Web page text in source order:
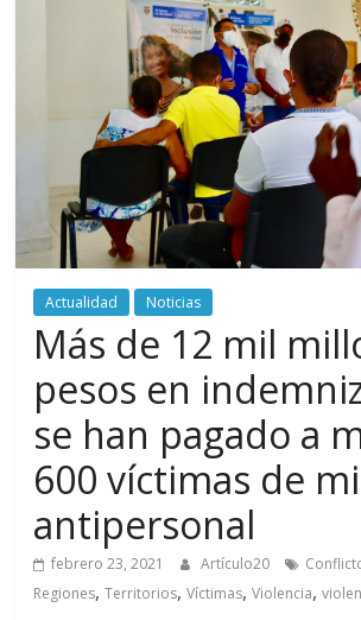
Grancolombiano
Actualidad Noticias
Más de 12 mil
pesos en
se han pagado a
600 víctimas de
antipersonal
febrero 23, 2021 Artículo20
Regiones,Territorios,Víctimas,Violencia,